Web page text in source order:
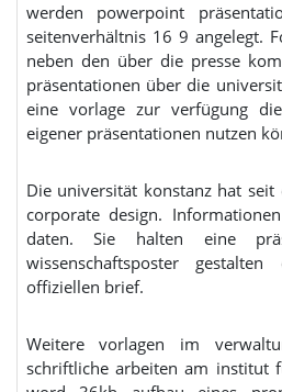
werden powerpoint
seitenverhältnis 16 9 angelegt.
neben den über die presse
präsentationen über die
eine vorlage zur verfügung
eigener präsentationen nutzen
Die universität konstanz hat
corporate design.
daten. Sie halten eine
wissenschaftsposter
offiziellen brief.
Weitere vorlagen im
schriftliche arbeiten am institut